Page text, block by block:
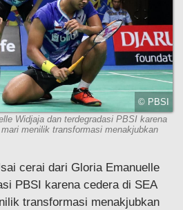
© PBSI
Widjaja dan terdegradasi PBSI karena
menilik transformasi menakjubkan
cerai dari Gloria Emanuelle
PBSI karena cedera di SEA
transformasi menakjubkan